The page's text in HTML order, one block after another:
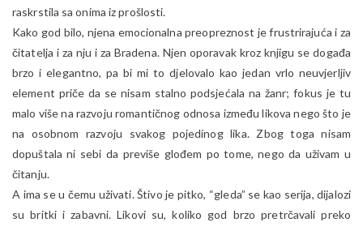
raskrstila sa onima iz prošlosti.
Kako god bilo, njena emocionalna preopreznost je frustrirajuća i za
čitatelja i za nju i za Bradena. Njen oporavak kroz knjigu se događa
brzo i elegantno, pa bi mi to djelovalo kao jedan vrlo neuvjerljiv
element priče da se nisam stalno podsjećala na žanr; fokus je tu
malo više na razvoju romantičnog odnosa između likova nego što je
na osobnom razvoju svakog pojedinog lika. Zbog toga nisam
dopuštala ni sebi da previše glođem po tome, nego da uživam u
čitanju.
A ima se u čemu uživati. Štivo je pitko, “gleda” se kao serija, dijalozi
su britki i zabavni. Likovi su, koliko god brzo pretrčavali preko